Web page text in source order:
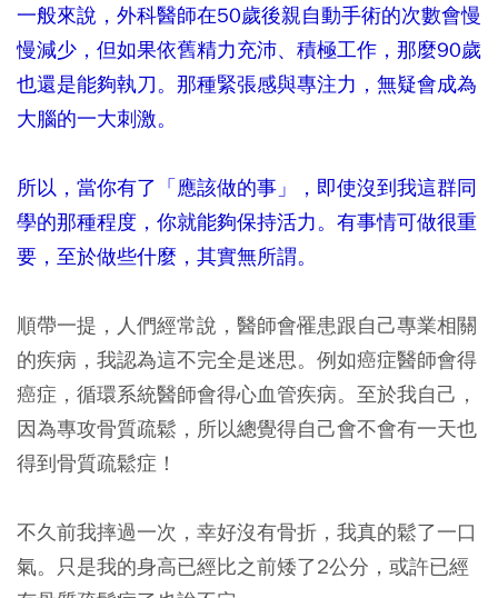
一般來說，外科醫師在50歲後親自動手術的次數會慢
慢減少，但如果依舊精力充沛、積極工作，那麼90歲
也還是能夠執刀。那種緊張感與專注力，無疑會成為
大腦的一大刺激。
所以，當你有了「應該做的事」，即使沒到我這群同
學的那種程度，你就能夠保持活力。有事情可做很重
要，至於做些什麼，其實無所謂。
順帶一提，人們經常說，醫師會罹患跟自己專業相關
的疾病，我認為這不完全是迷思。例如癌症醫師會得
癌症，循環系統醫師會得心血管疾病。至於我自己，
因為專攻骨質疏鬆，所以總覺得自己會不會有一天也
得到骨質疏鬆症！
不久前我摔過一次，幸好沒有骨折，我真的鬆了一口
氣。只是我的身高已經比之前矮了2公分，或許已經